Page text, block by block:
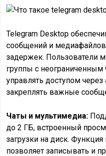
Telegram Desktop
сообщений и
задержек. Пользователи
группы с неограниченным
управлять доступом
закреплять важные
Чаты и мультимедиа:
до 2 ГБ, встроенный
загрузки на диск.
позволяет записывать и